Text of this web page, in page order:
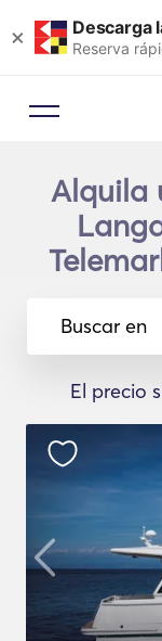
× Descarga
Reserva
Alquila
Buscar en
El precio